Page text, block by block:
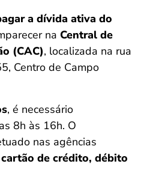
a dívida ativa do
na Central de
(CAC), localizada na rua
Centro de Campo
, é necessário
8h às 16h. O
nas agências
cartão de crédito, débito